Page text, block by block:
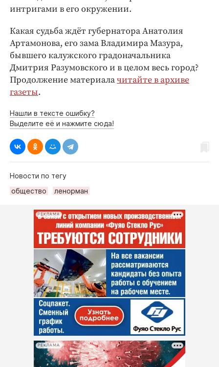
интригами в его окружении.
Какая судьба ждёт губернатора Анатолия
Артамонова, его зама Владимира Мазура,
бывшего калужского градоначальника
Дмитрия Разумовского и в целом весь город?
Продолжение материалачитайте в архиве
газеты.
Нашли в тексте ошибку?
Выделите её и нажмите сюда!
Новости по тегу
общество
ленорман
РЕКЛАМА
РЕКЛАМА